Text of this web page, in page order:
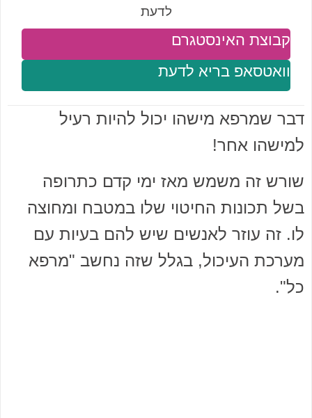
לדעת
וואטסאפ בריא לדעת
קבוצת האינסטגרם
דבר שמרפא מישהו יכול להיות רעיל
למישהו אחר!
שורש זה משמש מאז ימי קדם כתרופה
בשל תכונות החיטוי שלו במטבח ומחוצה
לו. זה עוזר לאנשים שיש להם בעיות עם
מערכת העיכול, בגלל שזה נחשב "מרפא
כל".